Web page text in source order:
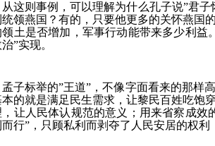
从这则事例，可以理解为什么孔子说”君
统领燕国？有的，只要他更多的关怀燕国
领土是否增加，军事行动能带来多少利
”实现。
孟子标举的”王道”，不像字面看来的那样
的就是满足民生需求，让黎民百姓吃饱
，让人民体认规范的意义；用来省察成效
行”，只顾私利而剥夺了人民安居的权